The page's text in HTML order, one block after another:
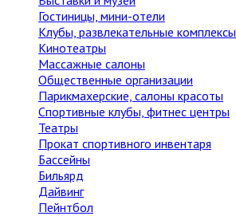
Гостиницы, мини-отели
Клубы, развлекательные комплексы
Кинотеатры
Массажные салоны
Общественные организации
Парикмахерские, салоны красоты
Спортивные клубы, фитнес центры
Театры
Прокат спортивного инвентаря
Бассейны
Бильярд
Дайвинг
Пейнтбол